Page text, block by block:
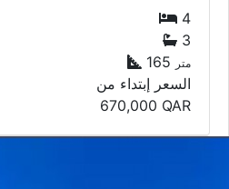
4
3
165 متر
السعر إبتداء من
670,000 QAR